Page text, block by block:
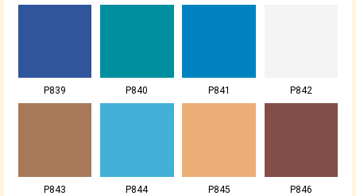
P839 P840 P841 P842
P843 P844 P845 P846